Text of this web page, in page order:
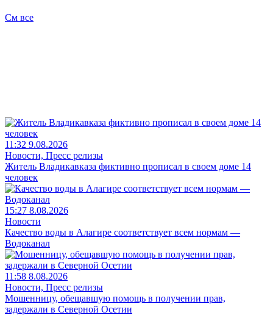
См все
11:32 9.08.2026
Новости, Пресс релизы
Житель Владикавказа фиктивно прописал в своем доме 14
человек
15:27 8.08.2026
Новости
Качество воды в Алагире соответствует всем нормам —
Водоканал
11:58 8.08.2026
Новости, Пресс релизы
Мошенницу, обещавшую помощь в получении прав,
задержали в Северной Осетии